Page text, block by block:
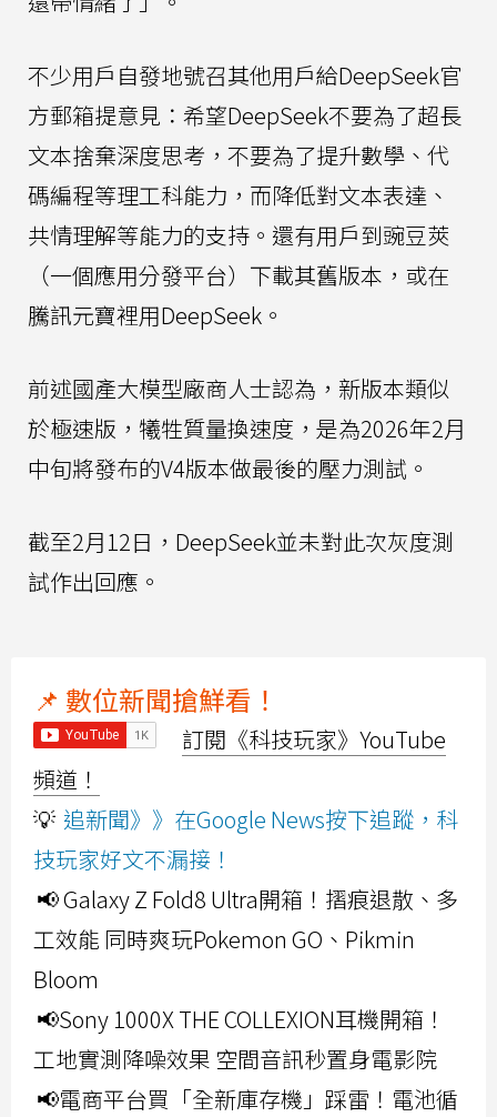
不少用戶自發地號召其他用戶給DeepSeek官
方郵箱提意見：希望DeepSeek不要為了超長
文本捨棄深度思考，不要為了提升數學、代
碼編程等理工科能力，而降低對文本表達、
共情理解等能力的支持。還有用戶到豌豆莢
（一個應用分發平台）下載其舊版本，或在
騰訊元寶裡用DeepSeek。
前述國產大模型廠商人士認為，新版本類似
於極速版，犧牲質量換速度，是為2026年2月
中旬將發布的V4版本做最後的壓力測試。
截至2月12日，DeepSeek並未對此次灰度測
試作出回應。
📌 數位新聞搶鮮看！
訂閱《科技玩家》YouTube
頻道！
💡 追新聞》》在Google News按下追蹤，科
技玩家好文不漏接！
📢 Galaxy Z Fold8 Ultra開箱！摺痕退散、多
工效能 同時爽玩Pokemon GO、Pikmin
Bloom
📢Sony 1000X THE COLLEXION耳機開箱！
工地實測降噪效果 空間音訊秒置身電影院
📢電商平台買「全新庫存機」踩雷！電池循